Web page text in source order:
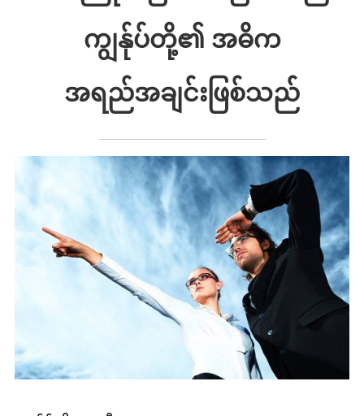
ကျွန်ုပ်တို့၏ အဓိက
အရည်အချင်းဖြစ်သည်